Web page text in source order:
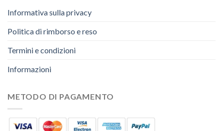
Informativa sulla privacy
Politica di rimborso e reso
Termini e condizioni
Informazioni
METODO DI PAGAMENTO